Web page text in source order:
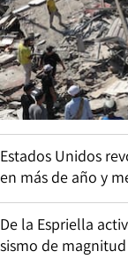
Estados Unidos
en más de año y
De la Espriella
sismo de